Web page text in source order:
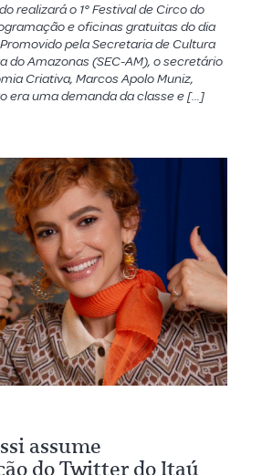
realizará o 1° Festival de Circo do
e oficinas gratuitas do dia
pela Secretaria de Cultura
do Amazonas (SEC-AM), o secretário
Criativa, Marcos Apolo Muniz,
era uma demanda da classe e […]
assume
do Twitter do Itaú